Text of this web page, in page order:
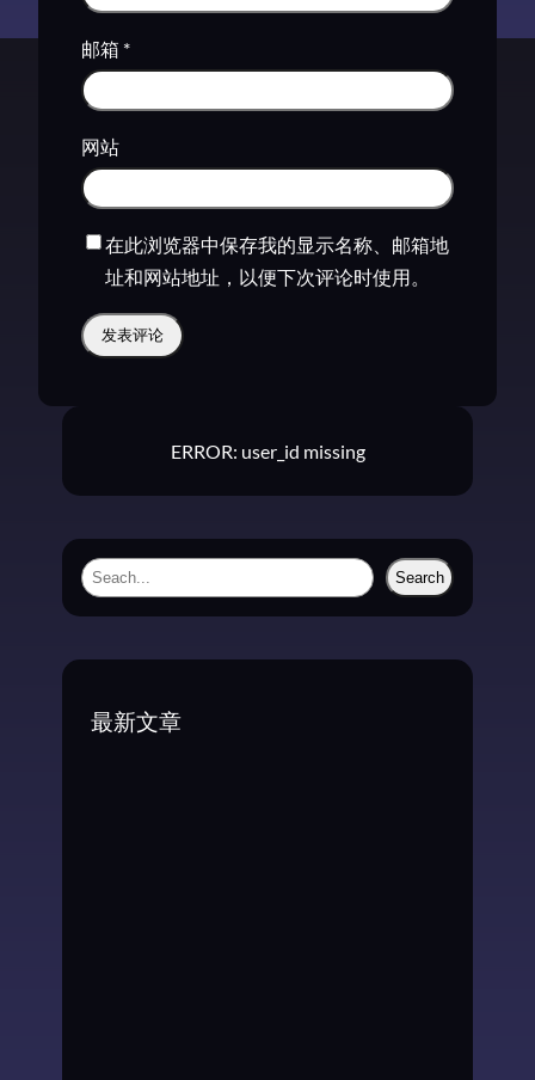
邮箱 *
网站
在此浏览器中保存我的显示名称、邮箱地
址和网站地址，以便下次评论时使用。
ERROR: user_id missing
S
Search
最新文章